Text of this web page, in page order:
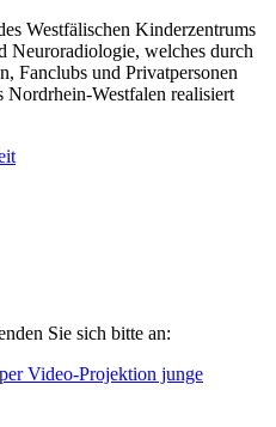
Westfälischen Kinderzentrums
welches durch
Fanclubs und Privatpersonen
Nordrhein-Westfalen realisiert
Sie sich bitte an: